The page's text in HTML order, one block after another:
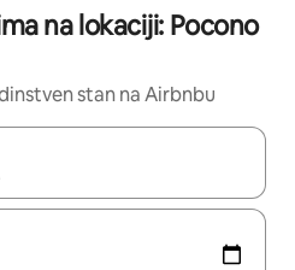
na lokaciji: Pocono
stan na Airbnbu
krećite se gore i dolje pomoću